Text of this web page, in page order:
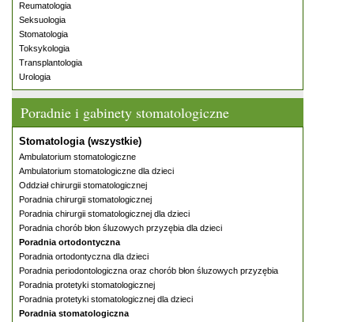
Reumatologia
Seksuologia
Stomatologia
Toksykologia
Transplantologia
Urologia
Poradnie i gabinety stomatologiczne
Stomatologia (wszystkie)
Ambulatorium stomatologiczne
Ambulatorium stomatologiczne dla dzieci
Oddział chirurgii stomatologicznej
Poradnia chirurgii stomatologicznej
Poradnia chirurgii stomatologicznej dla dzieci
Poradnia chorób błon śluzowych przyzębia dla dzieci
Poradnia ortodontyczna
Poradnia ortodontyczna dla dzieci
Poradnia periodontologiczna oraz chorób błon śluzowych przyzębia
Poradnia protetyki stomatologicznej
Poradnia protetyki stomatologicznej dla dzieci
Poradnia stomatologiczna